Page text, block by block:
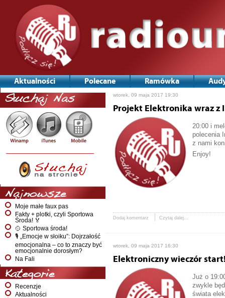
Aktualności Polecane Ramówka
Słuchaj Nas
Najnowsze
Moje małe faux pas
Fakty + plotki, czyli Sportowa
Środa! 🏅
🥎 Sportowa środa!
🎙️ „Emocje w słoiku”: Dojrzałość
emocjonalna – co to znaczy być
emocjonalnie dorosłym?
Na Fali
Kategorie
Recenzje
Aktualności
wtorek, 09 maja 2017 19:30
Projekt Elektronika wraz z
20:00 i
polecenia
z nami
Enjoy!
Dodaj komentarz Czytaj dalej...
wtorek, 09 maja 2017 16:30
Elektroniczny wieczór
Już o
zwykle
świata